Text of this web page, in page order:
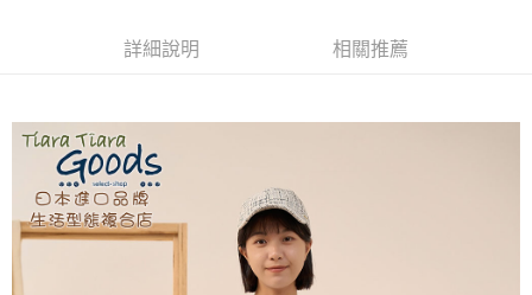
相關說明
【關於「AFTEE先享後付」】
AFTEE先享後付是「在收到商品之後才付款」的支付方式。 讓您購物簡單
便利好安心！
１．簡單：不需註冊會員、不需綁卡、不需儲值。
２．便利：只要手機號碼，簡訊認證，即可結帳。
３．安心：先確認商品／服務後，再付款。
ATM付款
運送方式
詳細說明 相關推薦